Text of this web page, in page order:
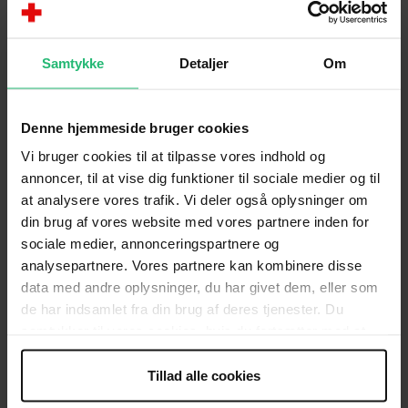
Samtykke Detaljer Om
Denne hjemmeside bruger cookies
Vi bruger cookies til at tilpasse vores indhold og
annoncer, til at vise dig funktioner til sociale medier og til
at analysere vores trafik. Vi deler også oplysninger om
din brug af vores website med vores partnere inden for
sociale medier, annonceringspartnere og
analysepartnere. Vores partnere kan kombinere disse
data med andre oplysninger, du har givet dem, eller som
de har indsamlet fra din brug af deres tjenester. Du
anvende vores hjemmeside.
Tillad alle cookies
Fokuseret psykosocial støtte, herunder
rådgivning og psykologiske interventioner for
Opbygge kapaciteten hos Ukrainsk Røde Kors
medarbejdere og frivillige til at levere relevant
mennesker i Ukraine.
Styrke Ukrainsk Røde Kors´ samarbejde med
sundhedsmyndigheder og aktører som
specialiserede myndigheder, hospitaler,
klinikker og sundhedsorganisationer.